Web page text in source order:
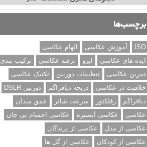
برچسب‌ها
ISO آموزش عکاسی
الهام عکاسی
ایده های عکاسی
ایزو ترفند عکاسی
ترکیب بندی
تمرین عکاسی
تنظیمات دوربین
تکنیک عکاسی
خلاقیت در عکاسی
دریچه دیافراگم
دوربین DSLR
دیافراگم
رفلکتور سرعت شاتر
عمق میدان
عکاسی
عکاسی آبستره
عکاسی اجسام بی جان
عکاسی از مدل
عکاسی از پرندگان
عکاسی از کودکان
عکاسی از گل ها